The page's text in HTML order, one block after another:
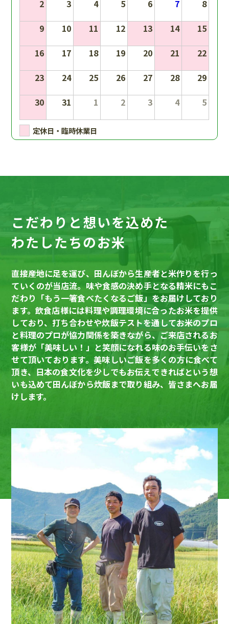
2 3 4 5 6 7
8
9
10 11 12 13 14
15
16
17 18 19 20 21
22
23
24 25 26 27 28
29
30
31 1 2 3 4 5
定休日・臨時休業日
こだわりと想いを込めた
わたしたちのお米
直接産地に足を運び、田んぼから生産者と米作りを行っ
ていくのが当店流。味や食感の決め手となる精米にもこ
だわり「もう一箸食べたくなるご飯」をお届けしており
ます。飲食店様には料理や調理環境に合ったお米を提供
しており、打ち合わせや炊飯テストを通してお米のプロ
と料理のプロが協力関係を築きながら、ご来店されるお
客様が「美味しい！」と笑顔になれる味のお手伝いをさ
せて頂いております。美味しいご飯を多くの方に食べて
頂き、日本の食文化を少しでもお伝えできればという想
いも込めて田んぼから炊飯まで取り組み、皆さまへお届
けします。